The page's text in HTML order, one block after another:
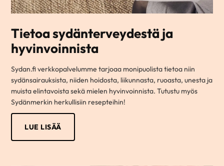
Tietoa sydänterveydestä ja
hyvinvoinnista
Sydan.fi verkkopalvelumme tarjoaa monipuolista tietoa niin
sydänsairauksista, niiden hoidosta, liikunnasta, ruoasta, unesta ja
muista elintavoista sekä mielen hyvinvoinnista. Tutustu myös
Sydänmerkin herkullisiin resepteihin!
LUE LISÄÄ